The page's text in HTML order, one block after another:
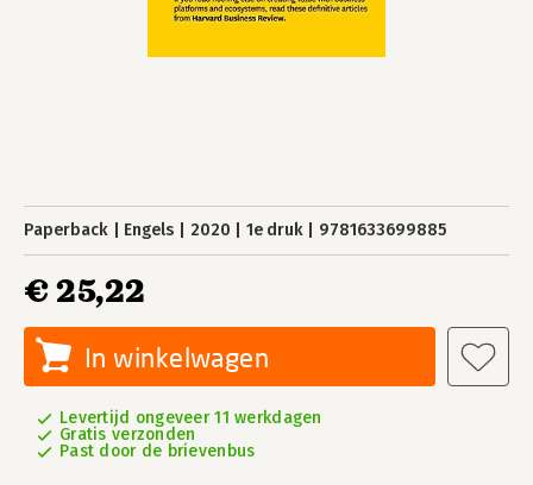
Paperback Engels 2020 1e druk 9781633699885
€ 25,22
In winkelwagen
Levertijd ongeveer 11 werkdagen
Gratis verzonden
Past door de brievenbus